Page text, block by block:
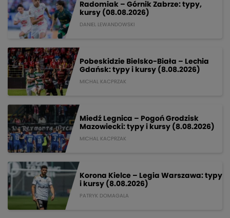
Radomiak – Górnik Zabrze: typy,
kursy (08.08.2026)
DANIEL LEWANDOWSKI
Pobeskidzie Bielsko-Biała – Lechia
Gdańsk: typy i kursy (8.08.2026)
MICHAL KACPRZAK
Miedź Legnica – Pogoń Grodzisk
Mazowiecki: typy i kursy (8.08.2026)
MICHAL KACPRZAK
Korona Kielce – Legia Warszawa: typy
i kursy (8.08.2026)
PATRYK DOMAGALA